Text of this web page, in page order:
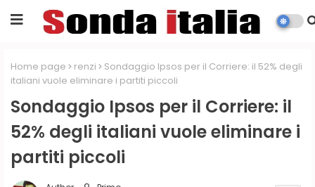
Home page renzi
Sondaggio Ipsos per il Corriere: il 52% degli
italiani vuole eliminare i partiti piccoli
Sondaggio Ipsos per il Corriere: il
52% degli italiani vuole eliminare i
partiti piccoli